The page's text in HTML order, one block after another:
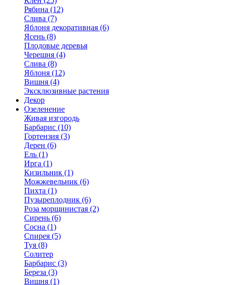
Рябина (12)
Слива (7)
Яблоня декоративная (6)
Ясень (8)
Плодовые деревья
Черешня (4)
Слива (8)
Яблоня (12)
Вишня (4)
Эксклюзивные растения
Декор
Озеленение
Живая изгородь
Барбарис (10)
Гортензия (3)
Дерен (6)
Ель (1)
Ирга (1)
Кизильник (1)
Можжевельник (6)
Пихта (1)
Пузыреплодник (6)
Роза морщинистая (2)
Сирень (6)
Сосна (1)
Спирея (5)
Туя (8)
Солитер
Барбарис (3)
Береза (3)
Вишня (1)